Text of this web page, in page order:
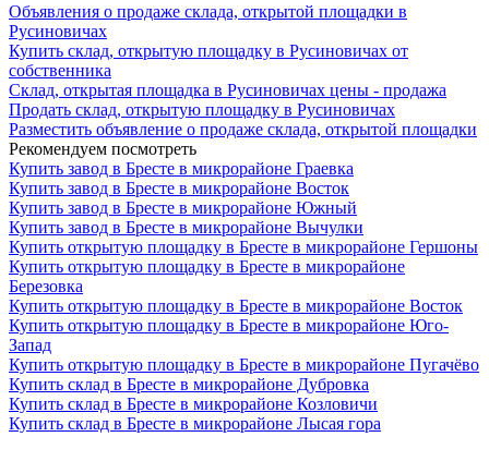
Объявления о продаже склада, открытой площадки в
Русиновичах
Купить склад, открытую площадку в Русиновичах от
собственника
Склад, открытая площадка в Русиновичах цены - продажа
Продать склад, открытую площадку в Русиновичах
Разместить объявление о продаже склада, открытой площадки
Рекомендуем посмотреть
Купить завод в Бресте в микрорайоне Граевка
Купить завод в Бресте в микрорайоне Восток
Купить завод в Бресте в микрорайоне Южный
Купить завод в Бресте в микрорайоне Вычулки
Купить открытую площадку в Бресте в микрорайоне Гершоны
Купить открытую площадку в Бресте в микрорайоне
Березовка
Купить открытую площадку в Бресте в микрорайоне Восток
Купить открытую площадку в Бресте в микрорайоне Юго-
Запад
Купить открытую площадку в Бресте в микрорайоне Пугачёво
Купить склад в Бресте в микрорайоне Дубровка
Купить склад в Бресте в микрорайоне Козловичи
Купить склад в Бресте в микрорайоне Лысая гора